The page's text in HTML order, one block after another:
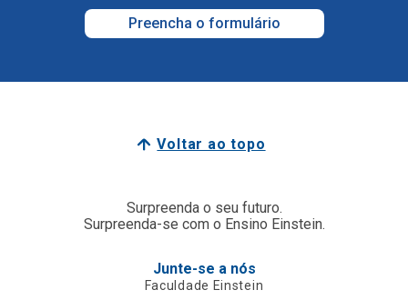
Preencha o formulário
Voltar ao topo
Surpreenda o seu futuro.
Surpreenda-se com o Ensino Einstein.
Junte-se a nós
Faculdade Einstein